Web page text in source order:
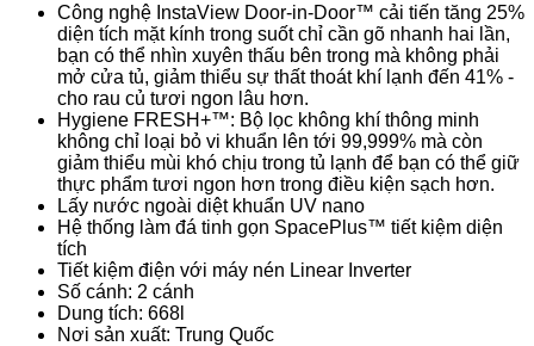
Công nghệ InstaView Door-in-Door™ cải tiến tăng 25%
diện tích mặt kính trong suốt chỉ cần gõ nhanh hai lần,
bạn có thể nhìn xuyên thấu bên trong mà không phải
mở cửa tủ, giảm thiểu sự thất thoát khí lạnh đến 41% -
cho rau củ tươi ngon lâu hơn.
Hygiene FRESH+™: Bộ lọc không khí thông minh
không chỉ loại bỏ vi khuẩn lên tới 99,999% mà còn
giảm thiểu mùi khó chịu trong tủ lạnh để bạn có thể giữ
thực phẩm tươi ngon hơn trong điều kiện sạch hơn.
Lấy nước ngoài diệt khuẩn UV nano
Hệ thống làm đá tinh gọn SpacePlus™ tiết kiệm diện
tích
Tiết kiệm điện với máy nén Linear Inverter
Số cánh: 2 cánh
Dung tích: 668l
Nơi sản xuất: Trung Quốc